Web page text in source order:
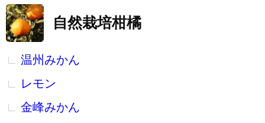
自然栽培柑橘
温州みかん
レモン
金峰みかん